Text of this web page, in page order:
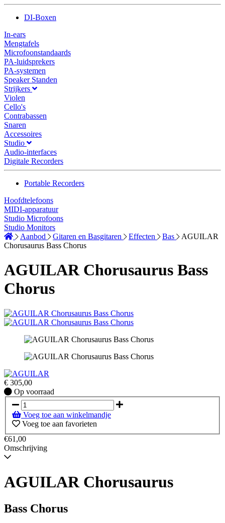
DI-Boxen
In-ears
Mengtafels
Microfoonstandaards
PA-luidsprekers
PA-systemen
Speaker Standen
Strijkers
Violen
Cello's
Contrabassen
Snaren
Accessoires
Studio
Audio-interfaces
Digitale Recorders
Portable Recorders
Hoofdtelefoons
MIDI-apparatuur
Studio Microfoons
Studio Monitors
Aanbod
Gitaren en Basgitaren Effecten Bas
AGUILAR
Chorusaurus Bass Chorus
AGUILAR Chorusaurus Bass
Chorus
€ 305,00
Op
voorraad
Op voorraad
Voeg toe aan winkelmandje
Voeg toe aan favorieten
€61,00
Omschrijving
AGUILAR Chorusaurus
Bass Chorus